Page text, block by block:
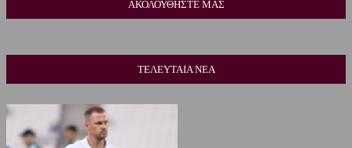
ΑΚΟΛΟΥΘΗΣΤΕ ΜΑΣ
ΤΕΛΕΥΤΑΙΑ ΝΕΑ